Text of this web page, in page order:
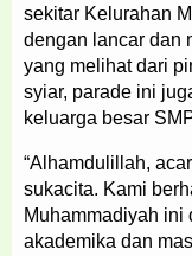
sekitar Kelurahan
dengan lancar dan
yang melihat dari
syiar, parade ini
keluarga besar
“Alhamdulillah,
sukacita. Kami
Muhammadiyah ini
akademika dan